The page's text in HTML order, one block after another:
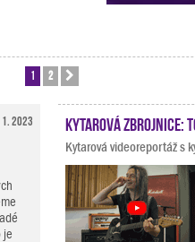
1 2
1. 2023
je
Kytarová zbrojnice:
Kytarová videoreportáž s